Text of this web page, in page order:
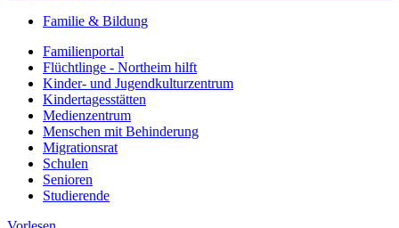
Familie & Bildung
Familienportal
Flüchtlinge - Northeim hilft
Kinder- und Jugendkulturzentrum
Kindertagesstätten
Medienzentrum
Menschen mit Behinderung
Migrationsrat
Schulen
Senioren
Studierende